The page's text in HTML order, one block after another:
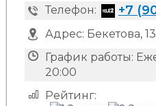
Телефон: +7
Адрес: Бекетова,
График работы:
20:00
Рейтинг: